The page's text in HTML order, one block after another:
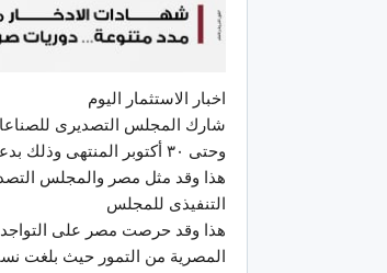
اخبار الاستثمار اليوم
وحتى ٣٠ أكتوبر المنتهى وذلك بدعوة من جائزة خليفه الدوليه لنخيل التمر والابتكار الزراعى …
هذا وقد مثل مصر والمجلس
التنفيذى للمجلس
هذا وقد حرصت مصر على التواجد